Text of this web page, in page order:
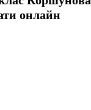
онлайн